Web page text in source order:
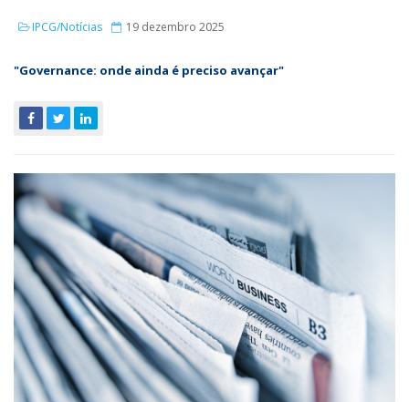
IPCG/Notícias 19 dezembro 2025
"Governance: onde ainda é preciso avançar"